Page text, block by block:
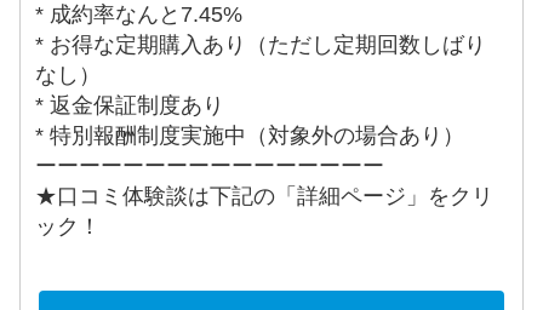
* 成約率なんと7.45%
* お得な定期購入あり（ただし定期回数しばり
なし）
* 返金保証制度あり
* 特別報酬制度実施中（対象外の場合あり）
ーーーーーーーーーーーーーーーー
★口コミ体験談は下記の「詳細ページ」をクリ
ック！